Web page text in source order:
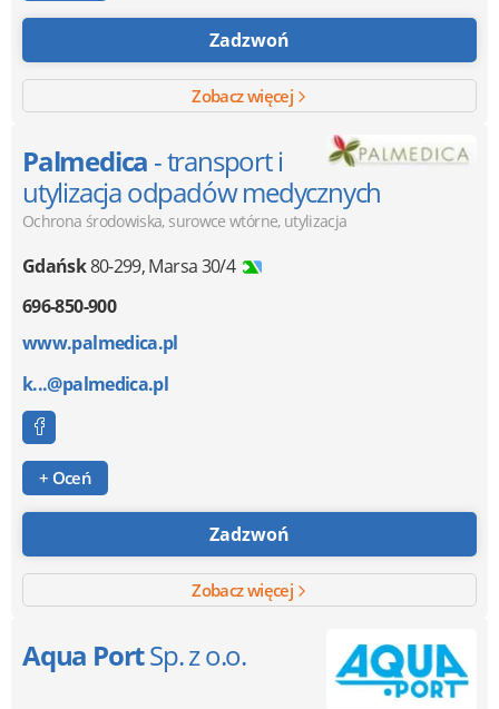
Zadzwoń
Zobacz więcej
Palmedica - transport i
utylizacja odpadów medycznych
Ochrona środowiska, surowce wtórne, utylizacja
Gdańsk80-299,Marsa 30/4
696-850-900
www.palmedica.pl
k...@palmedica.pl
+ Oceń
Zadzwoń
Zobacz więcej
Aqua PortSp. z o.o.